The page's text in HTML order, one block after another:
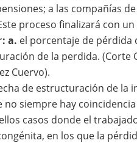
a las compañías
Este proceso finalizará con
: a. el porcentaje de pérdida
de la perdida. (Corte
Cuervo).
de estructuración de la
no siempre hay
casos donde el
en los que la